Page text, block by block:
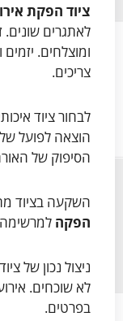
ציוד הפקת
לאתגרים שונים.
ומוצלחים.
צריכים.
לבחור ציוד
הוצאה לפועל
הסיפוק של
השקעה בציוד
הפקה
ניצול נכון של
לא שוכחים.
בפרטים.